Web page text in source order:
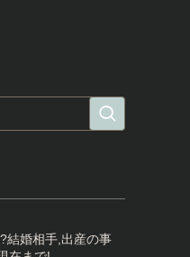
結婚相手,出産の事